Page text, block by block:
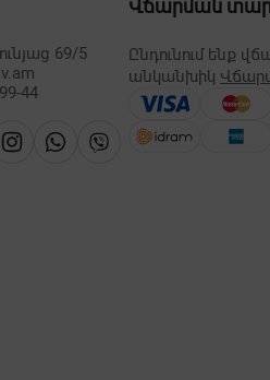
69/5
44
Վճարման
Ընդունում ենք
անկանխիկ